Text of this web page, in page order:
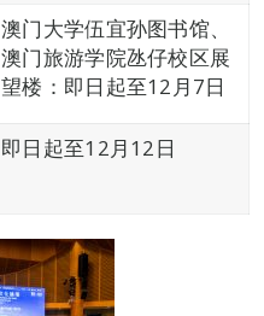
澳门大学伍宜孙图书馆、
澳门旅游学院氹仔校区展
望楼：即日起至12月7日
即日起至12月12日